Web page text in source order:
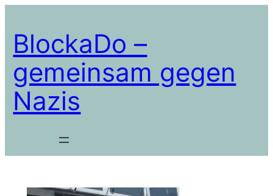
springen
BlockaDo –
gemeinsam gegen
Nazis